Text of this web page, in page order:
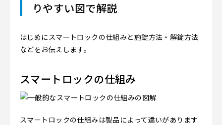
りやすい図で解説
はじめにスマートロックの仕組みと施錠方法・解錠方法
などをお伝えします。
スマートロックの仕組み
スマートロックの仕組みは製品によって違いがあります